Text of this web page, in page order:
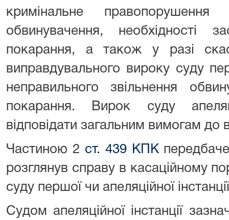
кримінальне
обвинувачення, необхідності
покарання, а також у разі
виправдувального вироку суду
неправильного звільнення
покарання. Вирок суду
відповідати загальним вимогам до
Частиною 2 ст. 439 КПК
розглянув справу в касаційному
суду першої чи апеляційної
Судом апеляційної інстанції